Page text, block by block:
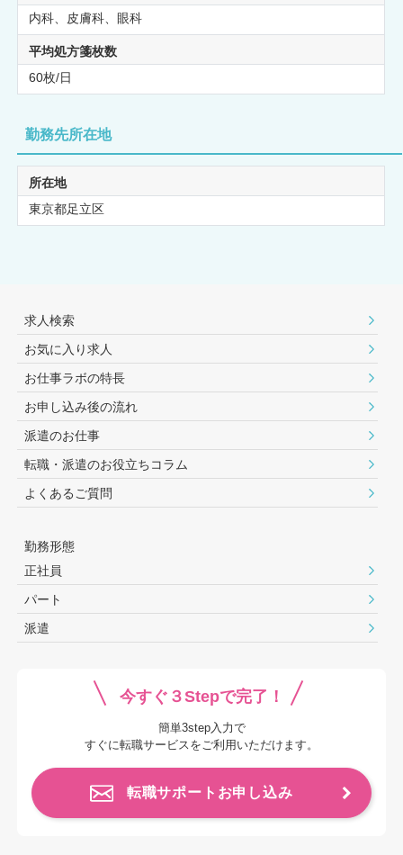
内科、皮膚科、眼科
平均処方箋枚数
60枚/日
勤務先所在地
所在地
東京都足立区
求人検索
お気に入り求人
お仕事ラボの特長
お申し込み後の流れ
派遣のお仕事
転職・派遣のお役⽴ちコラム
よくあるご質問
勤務形態
正社員
パート
派遣
今すぐ３Stepで完了！
簡単3step入力で
すぐに転職サービスをご利用いただけます。
転職サポートお申し込み